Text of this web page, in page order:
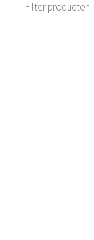
Filter producten